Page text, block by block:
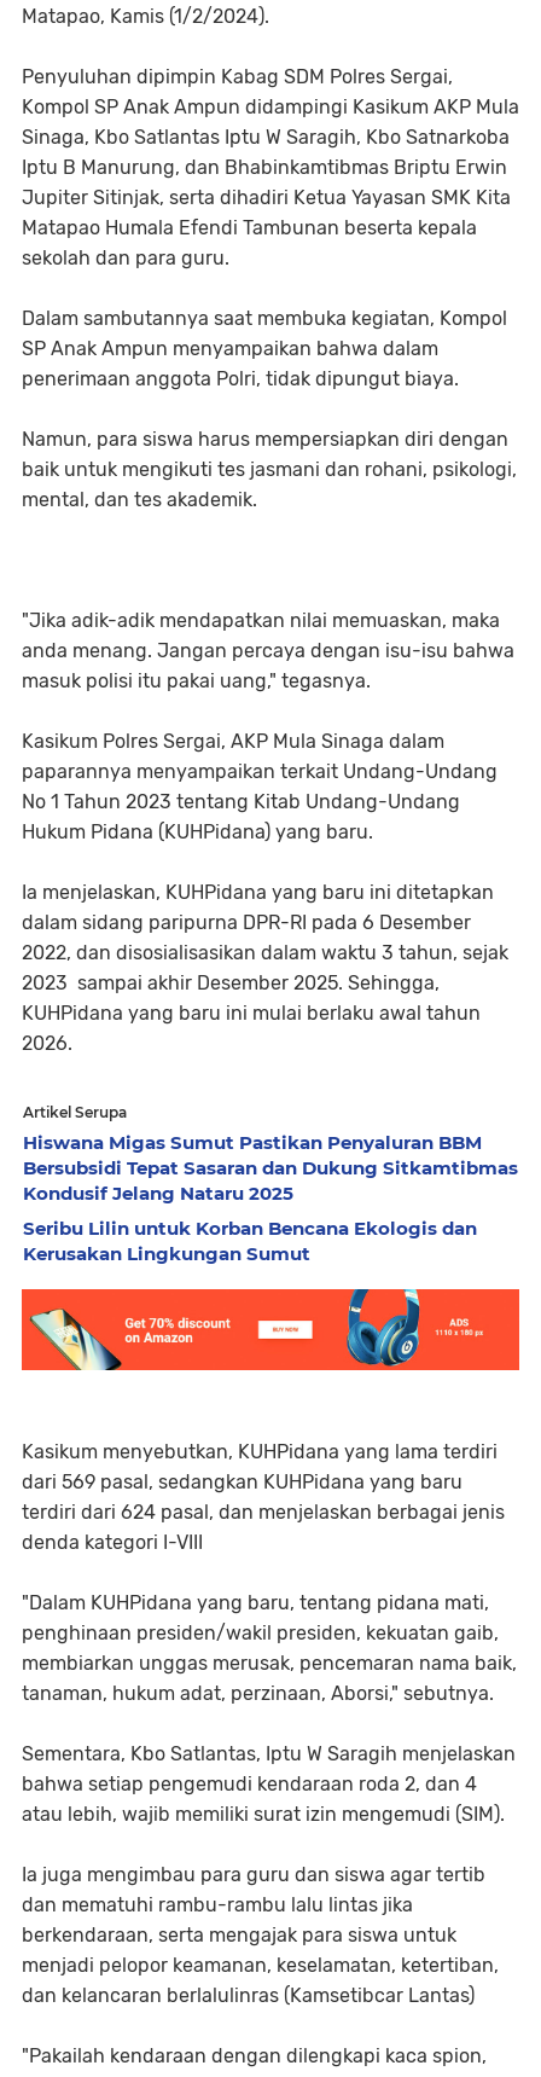
Matapao, Kamis (1/2/2024).
Penyuluhan dipimpin Kabag SDM Polres Sergai,
Kompol SP Anak Ampun didampingi Kasikum AKP Mula
Sinaga, Kbo Satlantas Iptu W Saragih, Kbo Satnarkoba
Iptu B Manurung, dan Bhabinkamtibmas Briptu Erwin
Jupiter Sitinjak, serta dihadiri Ketua Yayasan SMK Kita
Matapao Humala Efendi Tambunan beserta kepala
sekolah dan para guru.
Dalam sambutannya saat membuka kegiatan, Kompol
SP Anak Ampun menyampaikan bahwa dalam
penerimaan anggota Polri, tidak dipungut biaya.
Namun, para siswa harus mempersiapkan diri dengan
baik untuk mengikuti tes jasmani dan rohani, psikologi,
mental, dan tes akademik.
"Jika adik-adik mendapatkan nilai memuaskan, maka
anda menang. Jangan percaya dengan isu-isu bahwa
masuk polisi itu pakai uang," tegasnya.
Kasikum Polres Sergai, AKP Mula Sinaga dalam
paparannya menyampaikan terkait Undang-Undang
No 1 Tahun 2023 tentang Kitab Undang-Undang
Hukum Pidana (KUHPidana) yang baru.
Ia menjelaskan, KUHPidana yang baru ini ditetapkan
dalam sidang paripurna DPR-RI pada 6 Desember
2022, dan disosialisasikan dalam waktu 3 tahun, sejak
2023 sampai akhir Desember 2025. Sehingga,
KUHPidana yang baru ini mulai berlaku awal tahun
2026.
Artikel Serupa
Hiswana Migas Sumut Pastikan Penyaluran BBM
Bersubsidi Tepat Sasaran dan Dukung Sitkamtibmas
Kondusif Jelang Nataru 2025
Seribu Lilin untuk Korban Bencana Ekologis dan
Kerusakan Lingkungan Sumut
Kasikum menyebutkan, KUHPidana yang lama terdiri
dari 569 pasal, sedangkan KUHPidana yang baru
terdiri dari 624 pasal, dan menjelaskan berbagai jenis
denda kategori I-VIII
"Dalam KUHPidana yang baru, tentang pidana mati,
penghinaan presiden/wakil presiden, kekuatan gaib,
membiarkan unggas merusak, pencemaran nama baik,
tanaman, hukum adat, perzinaan, Aborsi," sebutnya.
Sementara, Kbo Satlantas, Iptu W Saragih menjelaskan
bahwa setiap pengemudi kendaraan roda 2, dan 4
atau lebih, wajib memiliki surat izin mengemudi (SIM).
Ia juga mengimbau para guru dan siswa agar tertib
dan mematuhi rambu-rambu lalu lintas jika
berkendaraan, serta mengajak para siswa untuk
menjadi pelopor keamanan, keselamatan, ketertiban,
dan kelancaran berlalulinras (Kamsetibcar Lantas)
"Pakailah kendaraan dengan dilengkapi kaca spion,